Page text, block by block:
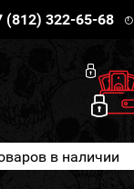
(812) 322-65-68